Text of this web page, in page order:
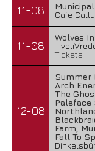
11-08
Cafe
11-08
Wolves
Tickets
12-08
Summer
Arch
The
Paleface
Farm,
Fall To